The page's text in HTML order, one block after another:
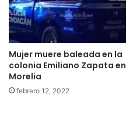
Mujer muere baleada en la
colonia Emiliano Zapata en
Morelia
febrero 12, 2022